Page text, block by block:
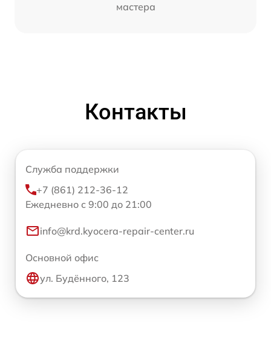
мастера
Контакты
Служба поддержки
+7 (861) 212-36-12
Ежедневно с 9:00 до 21:00
info@krd.kyocera-repair-center.ru
Основной офис
ул. Будённого, 123